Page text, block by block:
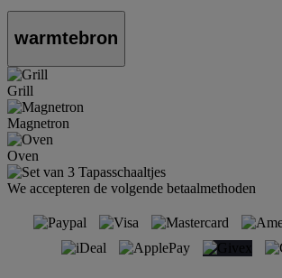
warmtebron
Grill
Magnetron
Oven
We accepteren de volgende betaalmethoden